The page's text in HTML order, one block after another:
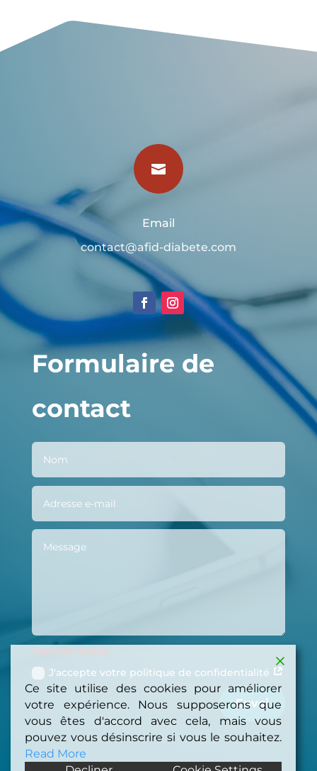

Email
contact@afid-diabete.com
Formulaire de
contact
Confidentialité
J'accepte votre politique de confidentialité
Envoi
Ce site utilise des cookies pour améliorer
votre expérience. Nous supposerons que
vous êtes d'accord avec cela, mais vous
pouvez vous désinscrire si vous le souhaitez.
Read More